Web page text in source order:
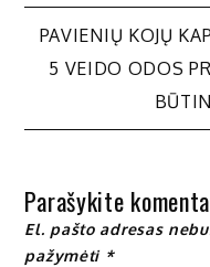
PAVIENIŲ KOJŲ
5 VEIDO ODOS
Parašykite
El. pašto adresas
pažymėti *